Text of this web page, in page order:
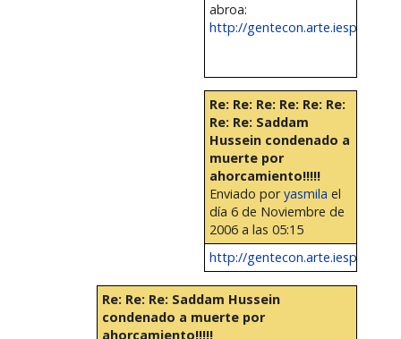
abroa:
http://gentecon.arte.iespana.es/
Re: Re: Re: Re: Re: Re:
Re: Re: Saddam
Hussein condenado a
muerte por
ahorcamiento!!!!!
Enviado poryasmila el
día 6 de Noviembre de
2006 a las 05:15
http://gentecon.arte.iespana.es/
Re: Re: Re: Saddam Hussein
condenado a muerte por
ahorcamiento!!!!!